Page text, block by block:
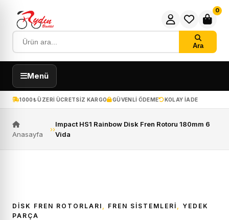
Ara
0
Menü
1000₺ ÜZERI ÜCRETSIZ KARGO GÜVENLI ÖDEME KOLAY IADE
Anasayfa
››
Impact HS1 Rainbow Disk Fren Rotoru 180mm 6
Vida
DISK FREN ROTORLARI FREN SISTEMLERI
YEDEK
PARÇA